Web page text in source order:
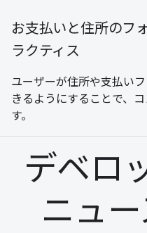
お支払いと住所のフ
ラクティス
ユーザーが住所や支払い
きるようにすることで、
す。
デベロ
ニュ